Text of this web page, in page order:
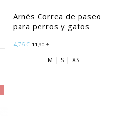
Arnés Correa de paseo
para perros y gatos
4,76 € 11,90 €
M | S | XS